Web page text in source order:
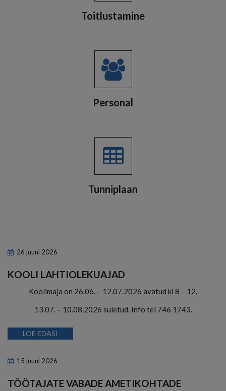
Toitlustamine
Personal
Tunniplaan
26 juuni 2026
KOOLI LAHTIOLEKUAJAD
Koolimaja on 26.06. – 12.07.2026 avatud kl 8 – 12.
13.07. – 10.08.2026 suletud. Info tel 746 1743.
LOE EDASI
15 juuni 2026
TÖÖTAJATE VABADE AMETIKOHTADE